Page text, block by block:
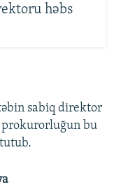
həbs
sabiq direktor
prokurorluğun bu